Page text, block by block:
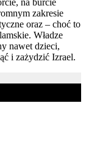
na burcie
zakresie
oraz – choć to
Władze
nawet dzieci,
i zażydzić Izrael.